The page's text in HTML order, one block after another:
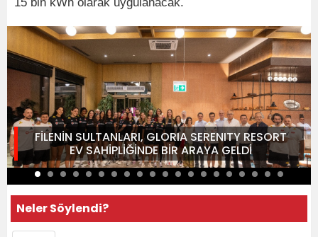
FİLENİN SULTANLARI, GLORIA SERENITY RESORT
EV SAHİPLİĞİNDE BİR ARAYA GELDİ
Neler Söylendi?